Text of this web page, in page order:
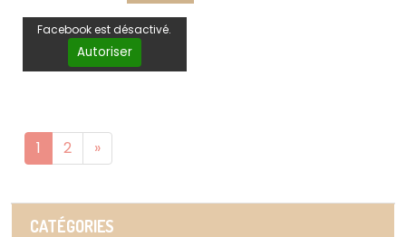
Facebook est désactivé.
Autoriser
1 2 »
CATÉGORIES